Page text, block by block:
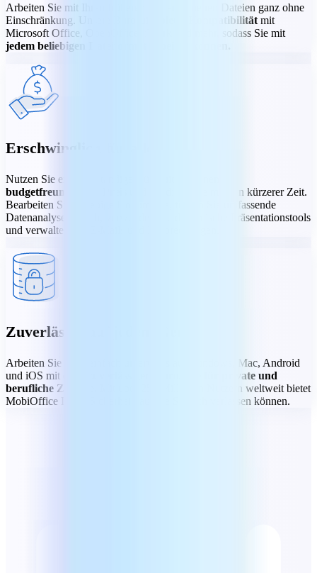
Arbeiten Sie mit Ihren früheren wie auch neuen Dateien ganz ohne
Einschränkung. Unsere Bürosuite
bietet Kompatibilität mit
Microsoft Office, OpenOffice, iWork und mehr, sodass Sie mit
jedem beliebigen Dateiformat arbeiten können.
Erschwinglich für alle
Nutzen Sie eine vollständige Bürosuite zu einem
budgetfreundlichen Preis
und erledigen Sie mehr in kürzerer Zeit.
Bearbeiten Sie beliebige Dokumente, führen Sie umfassende
Datenanalysen durch, verwenden Sie dynamische Präsentationstools
und verwalten Sie E-Mails und Besprechungen.
Zuverlässig auf jedem Gerät
Arbeiten Sie ganz einfach unterwegs auf Windows, Mac, Android
und iOS mit einer
zuverlässigen Bürosuite für private und
berufliche Zwecke.
Mit über 250 Millionen Nutzern weltweit bietet
MobiOffice Ihnen Sicherheit, auf die Sie sich verlassen können.